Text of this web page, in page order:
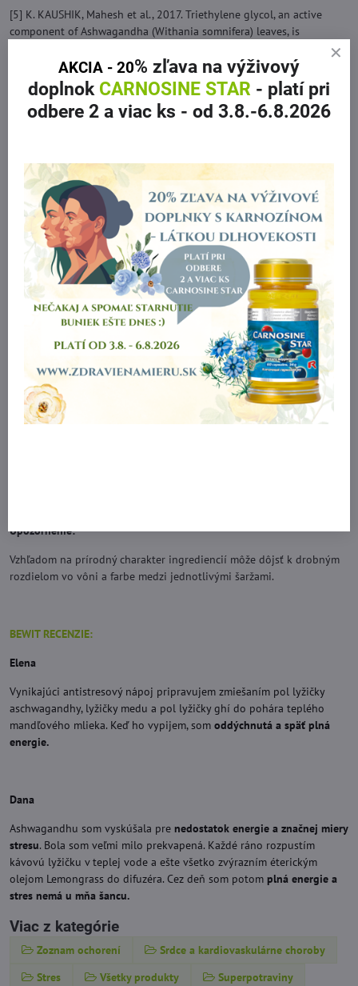
[5] K. KAUSHIK, Mahesh et al., 2017. Triethylene glycol, an active
component of Ashwagandha (Withania somnifera) leaves, is
Zdravotné tvrdenia z tzv. zoznamu ON HOLD:
• Duševné zdravie a relaxácia
• Normálna činnosť kardiovaskulárneho systému
• Antioxidant
• Energia – vitalita – svaly – výdrž
• Duševné zdravie, stres a spánok
• Omladenie
• Normálna funkcia reprodukčného systému
• Normálna funkcia dýchacieho systému
• Normálny stav pokožky
Upozornenie:
Vzhľadom na prírodný charakter ingrediencií môže dôjsť k drobným
rozdielom vo vôni a farbe medzi jednotlivými šaržami.
BEWIT RECENZIE:
Elena
Vynikajúci antistresový nápoj pripravujem zmiešaním pol lyžičky
aschwagandhy, lyžičky medu a pol lyžičky ghí do pohára teplého
mandľového mlieka. Keď ho vypijem, som oddýchnutá a späť plná
energie.
Dana
Ashwagandhu som vyskúšala pre nedostatok energie a značnej miery
stresu. Bola som veľmi milo prekvapená. Každé ráno rozpustím
kávovú lyžičku v teplej vode a ešte všetko zvýrazním éterickým
olejom Lemongrass do difuzéra. Cez deň som potom plná energie a
stres nemá u mňa šancu.
Viac z kategórie
Zoznam ochorení
Srdce a kardiovaskulárne choroby
Stres
Všetky produkty Superpotraviny
AKCIA - 20% zľava na výživový
doplnok CARNOSINE STAR - platí pri
odbere 2 a viac ks - od 3.8.-6.8.2026